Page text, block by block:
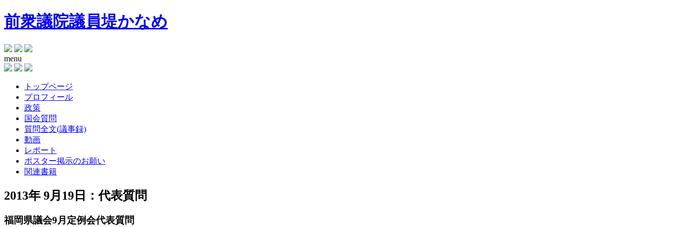
前衆議院議員堤かなめ
menu
トップページ
プロフィール
政策
国会質問
質問全文(議事録)
動画
レポート
ポスター掲示のお願い
関連書籍
2013年 9月19日：代表質問
福岡県議会9月定例会代表質問